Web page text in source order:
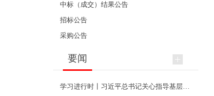
中标（成交）结果公告
招标公告
采购公告
要闻